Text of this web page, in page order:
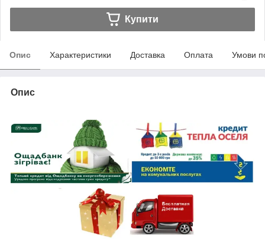
Купити
Опис Характеристики Доставка Оплата Умови
Опис